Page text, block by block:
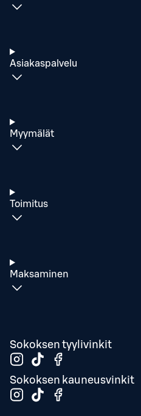
Asiakaspalvelu
Myymälät
Toimitus
Maksaminen
Sokoksen tyylivinkit
Sokoksen kauneusvinkit